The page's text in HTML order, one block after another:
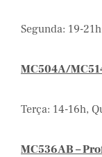
Segunda: 19-
MC504A/
Terça: 14-16h,
MC536AB –